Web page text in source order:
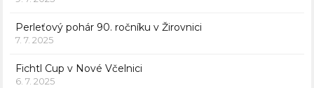
Perleťový pohár 90. ročníku v Žirovnici
7. 7. 2025
Fichtl Cup v Nové Včelnici
6. 7. 2025